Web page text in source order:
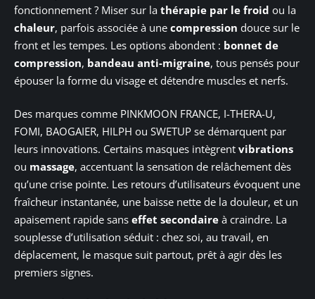
fonctionnement ? Miser sur la thérapie par le froid ou la
chaleur, parfois associée à une compression douce sur le
front et les tempes. Les options abondent : bonnet de
compression, bandeau anti-migraine, tous pensés pour
épouser la forme du visage et détendre muscles et nerfs.
Des marques comme PINKMOON FRANCE, I-THERA-U,
FOMI, BAOGAIER, HILPH ou SWETUP se démarquent par
leurs innovations. Certains masques intègrent vibrations
ou massage, accentuant la sensation de relâchement dès
qu’une crise pointe. Les retours d’utilisateurs évoquent une
fraîcheur instantanée, une baisse nette de la douleur, et un
apaisement rapide sans effet secondaire à craindre. La
souplesse d’utilisation séduit : chez soi, au travail, en
déplacement, le masque suit partout, prêt à agir dès les
premiers signes.